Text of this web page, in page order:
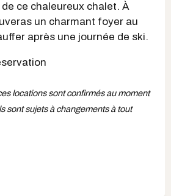
ce chaleureux chalet. À
un charmant foyer au
après une journée de ski.
locations sont confirmés au moment
sont sujets à changements à tout